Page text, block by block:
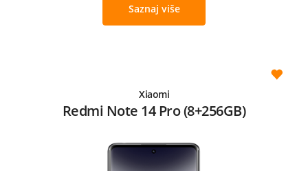
Saznaj više
Xiaomi
Redmi Note 14 Pro (8+256GB)